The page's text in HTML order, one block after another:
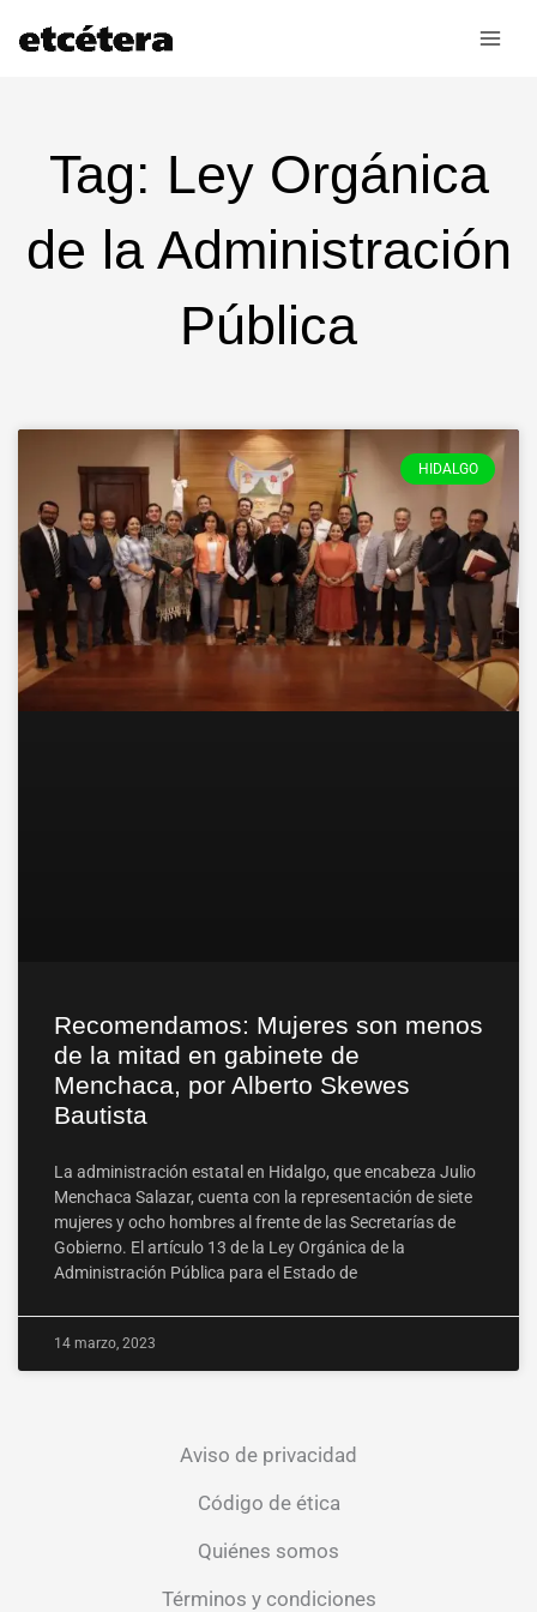
Tag: Ley Orgánica
de la Administración
Pública
HIDALGO
Recomendamos: Mujeres son menos
de la mitad en gabinete de
Menchaca, por Alberto Skewes
Bautista
La administración estatal en Hidalgo, que encabeza Julio
Menchaca Salazar, cuenta con la representación de siete
mujeres y ocho hombres al frente de las Secretarías de
Gobierno. El artículo 13 de la Ley Orgánica de la
Administración Pública para el Estado de
14 marzo, 2023
Aviso de privacidad
Código de ética
Quiénes somos
Términos y condiciones